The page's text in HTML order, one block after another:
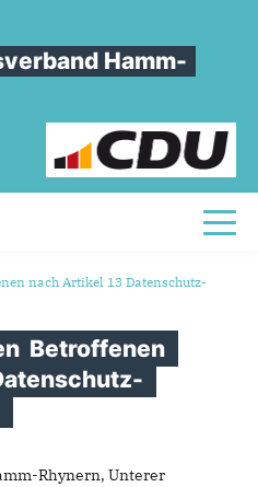
Hamm-
nach Artikel 13 Datenschutz-
Betroffenen
Rhynern, Unterer